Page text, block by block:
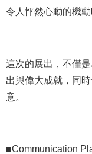
令人怦然心動的機動
這次的展出，不僅
出與偉大成就，同
意。
■Communication